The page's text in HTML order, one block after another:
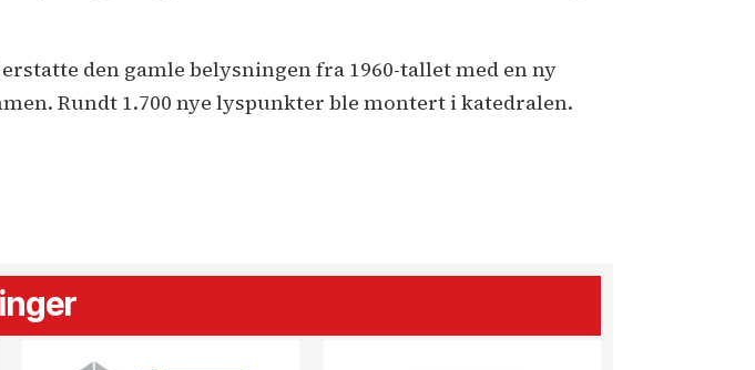
den gamle belysningen fra 1960-tallet med en ny
Rundt 1.700 nye lyspunkter ble montert i katedralen.